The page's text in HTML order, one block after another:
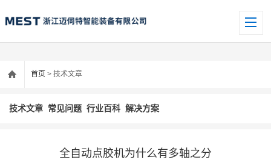
首页 > 技术文章
技术文章 常见问题 行业百科 解决方案
全自动点胶机为什么有多轴之分